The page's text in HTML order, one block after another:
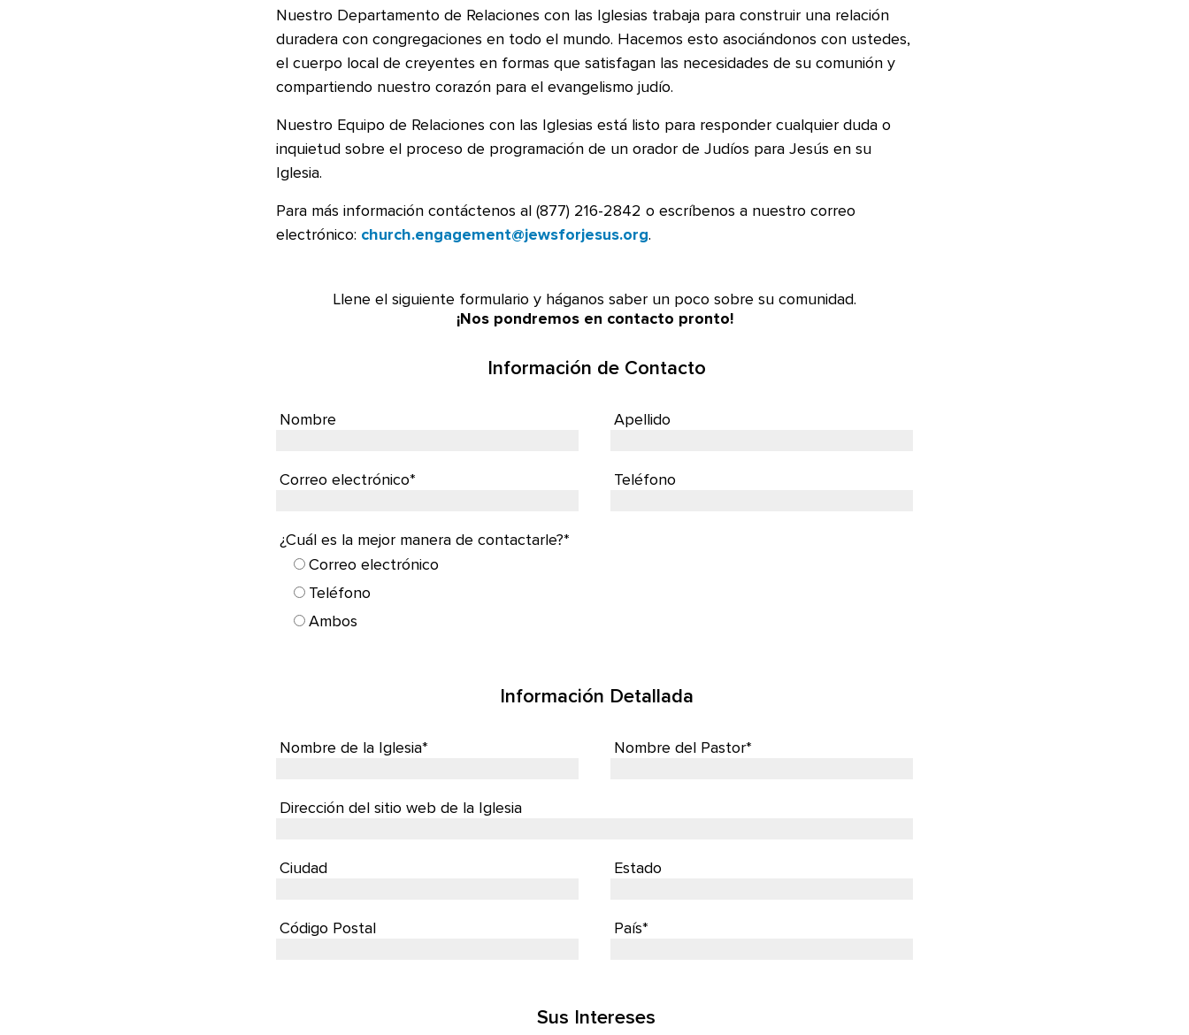
Nuestro Departamento de Relaciones con las Iglesias trabaja para construir una relación
duradera con congregaciones en todo el mundo. Hacemos esto asociándonos con ustedes,
el cuerpo local de creyentes en formas que satisfagan las necesidades de su comunión y
compartiendo nuestro corazón para el evangelismo judío.
Nuestro Equipo de Relaciones con las Iglesias está listo para responder cualquier duda o
inquietud sobre el proceso de programación de un orador de Judíos para Jesús en su
Iglesia.
Para más información contáctenos al (877) 216-2842 o escríbenos a nuestro correo
electrónico: church.engagement@jewsforjesus.org.
Llene el siguiente formulario y háganos saber un poco sobre su comunidad.
¡Nos pondremos en contacto pronto!
Información de Contacto
Nombre Apellido
Correo electrónico* Teléfono
¿Cuál es la mejor manera de contactarle?*
Correo electrónico
Teléfono
Ambos
Información Detallada
Nombre de la Iglesia* Nombre del Pastor*
Dirección del sitio web de la Iglesia
Ciudad Estado
Código Postal País*
Sus Intereses